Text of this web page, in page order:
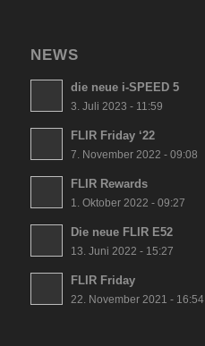
NEWS
die neue i-SPEED 5
3. Juli 2023 - 11:59
FLIR Friday ‘22
7. November 2022 - 09:08
FLIR Rewards
1. Oktober 2022 - 09:27
Die neue FLIR E52
13. Juni 2022 - 15:27
FLIR Friday
22. November 2021 - 16:54